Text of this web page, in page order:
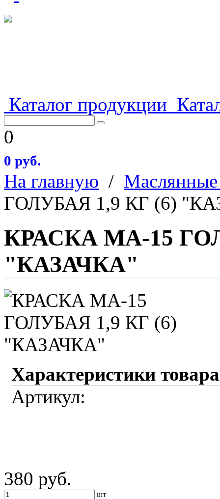
Каталог продукции
0
0 руб.
На главную / Маслянные
ГОЛУБАЯ 1,9 КГ (6)
КРАСКА МА-15
"КАЗАЧКА"
Характеристики
Артикул:
380 руб.
шт